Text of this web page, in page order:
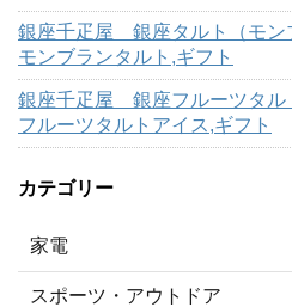
銀座千疋屋 銀座タルト（モン
モンブランタルト,ギフト
銀座千疋屋 銀座フルーツタル
フルーツタルトアイス,ギフト
カテゴリー
家電
スポーツ・アウトドア